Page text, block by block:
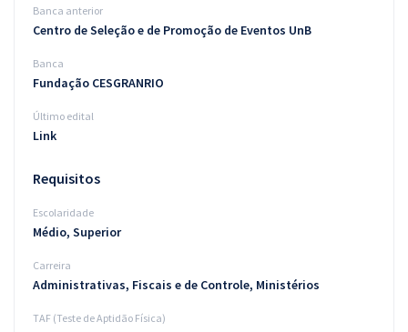
Banca anterior
Centro de Seleção e de Promoção de Eventos UnB
Banca
Fundação CESGRANRIO
Último edital
Link
Requisitos
Escolaridade
Médio, Superior
Carreira
Administrativas, Fiscais e de Controle, Ministérios
TAF (Teste de Aptidão Física)